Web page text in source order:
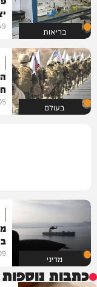
בריאות
בעולם
מדיני
כתבות נוספות